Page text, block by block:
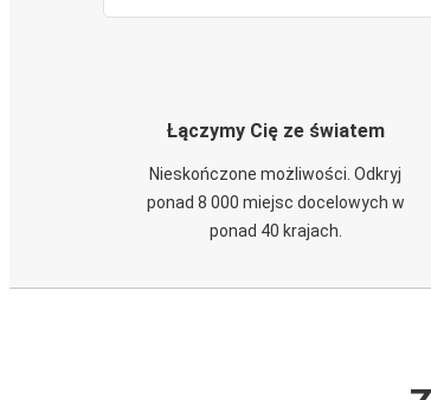
Łączymy Cię ze światem
Nieskończone możliwości. Odkryj
ponad 8 000 miejsc docelowych w
ponad 40 krajach.